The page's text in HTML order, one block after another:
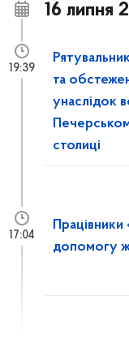
16 липня
та
унаслідок
столиці
19:39
допомогу
17:04